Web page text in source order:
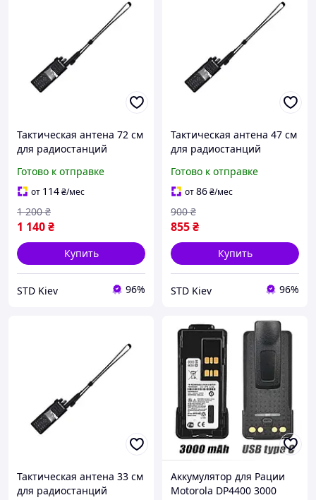
Тактическая антена 72 см
для радиостанций
DP4400 / DP4600 / DP
4800e / DP 4400e / DP
4600e
Готово к отправке
от 114₴/мес
1 140₴
1 200 ₴
Купить
STD Kiev 96%
Тактическая антена 47 см
для радиостанций
DP4400 / DP4600 / DP
4800e / DP 4400e / DP
4600e
Готово к отправке
от86₴/мес
855₴
900 ₴
Купить
STD Kiev 96%
Тактическая антена 33 см
для радиостанций
Аккумулятор для Рации
Motorola DP4400 3000